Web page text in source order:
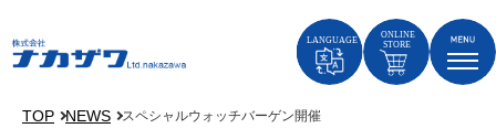
TOP NEWS スペシャルウォッチバーゲン開催